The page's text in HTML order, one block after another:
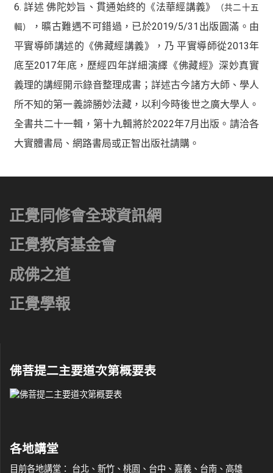
6. 詳述 佛陀妙旨、貫通始終的《法華經講義》
（共二十五
輯）
，曠古難遇不可錯過，已於2019/5/31出版圓滿。由
平實導師講述的《佛藏經講義》，乃 平實導師從2013年
底至2017年底，歷經四年詳細演繹《佛藏經》深妙真實
義理的講經開示錄音整理成書；詳述古今諸方大師、學人
所不知的第一義諦勝妙法藏，以利今時後世之廣大學人。
全書共二十一輯，第十九輯將於2022年7月出版。請洽各
大實體書局、網路書局或正智出版社請購。
正覺同修會全球資訊網
正覺教育基金會
成佛之道
正覺學報
佛菩提二主要道次第概要表
各地講堂
目前各地講堂： 台北、新竹、桃園、台中、嘉義、台南、高雄